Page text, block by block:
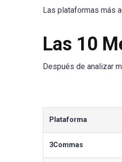
Las plataformas más
Las 10
Después de analizar
Plataforma
3Commas